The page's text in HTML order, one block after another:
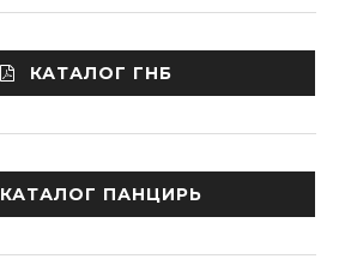
КАТАЛОГ ГНБ
КАТАЛОГ ПАНЦИРЬ